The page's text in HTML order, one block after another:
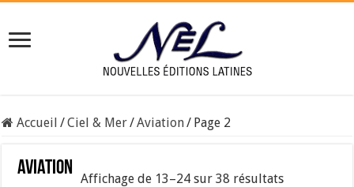
Accueil /Ciel & Mer/Aviation/ Page 2
Aviation Affichage de 13–24 sur 38 résultats